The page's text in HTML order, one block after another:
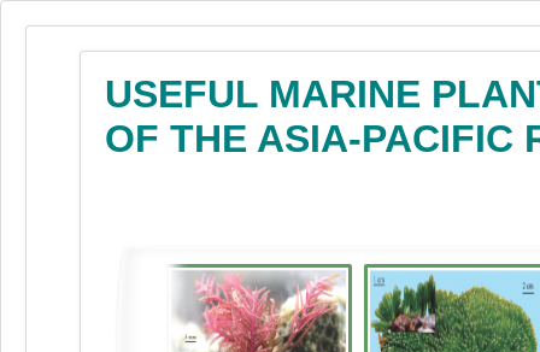
USEFUL MARINE
OF THE ASIA-PACIFIC